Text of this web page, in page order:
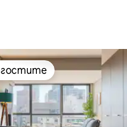
гостите
гостите